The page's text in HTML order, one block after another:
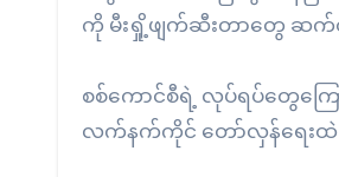
ကို မီးရှို့ဖျက်ဆီးတာတွေ ဆက်
စစ်ကောင်စီရဲ့ လုပ်ရပ်တွေကြ
လက်နက်ကိုင် တော်လှန်ရေးထဲ